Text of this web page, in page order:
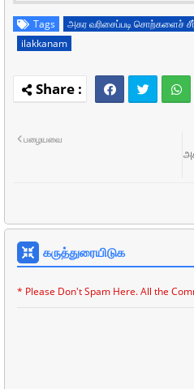
Tags அகர வரிசைப்படி சொற்களைச்
ilakkanam
பழையவை
கருத்துரையிடுக
* Please Don't Spam Here. All the